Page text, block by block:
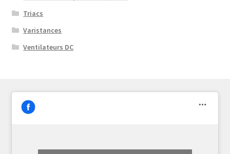
Triacs
Varistances
Ventilateurs DC